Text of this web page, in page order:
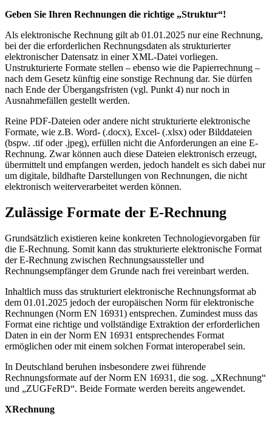
Geben Sie Ihren Rechnungen die richtige „Struktur“!
Als elektronische Rechnung gilt ab 01.01.2025 nur eine Rechnung,
bei der die erforderlichen Rechnungsdaten als strukturierter
elektronischer Datensatz in einer XML-Datei vorliegen.
Unstrukturierte Formate stellen – ebenso wie die Papierrechnung –
nach dem Gesetz künftig eine sonstige Rechnung dar. Sie dürfen
nach Ende der Übergangsfristen (vgl. Punkt 4) nur noch in
Ausnahmefällen gestellt werden.
Reine PDF-Dateien oder andere nicht strukturierte elektronische
Formate, wie z.B. Word- (.docx), Excel- (.xlsx) oder Bilddateien
(bspw. .tif oder .jpeg), erfüllen nicht die Anforderungen an eine E-
Rechnung. Zwar können auch diese Dateien elektronisch erzeugt,
übermittelt und empfangen werden, jedoch handelt es sich dabei nur
um digitale, bildhafte Darstellungen von Rechnungen, die nicht
elektronisch weiterverarbeitet werden können.
Zulässige Formate der E-Rechnung
Grundsätzlich existieren keine konkreten Technologievorgaben für
die E-Rechnung. Somit kann das strukturierte elektronische Format
der E-Rechnung zwischen Rechnungsaussteller und
Rechnungsempfänger dem Grunde nach frei vereinbart werden.
Inhaltlich muss das strukturiert elektronische Rechnungsformat ab
dem 01.01.2025 jedoch der europäischen Norm für elektronische
Rechnungen (Norm EN 16931) entsprechen. Zumindest muss das
Format eine richtige und vollständige Extraktion der erforderlichen
Daten in ein der Norm EN 16931 entsprechendes Format
ermöglichen oder mit einem solchen Format interoperabel sein.
In Deutschland beruhen insbesondere zwei führende
Rechnungsformate auf der Norm EN 16931, die sog. „XRechnung“
und „ZUGFeRD“. Beide Formate werden bereits angewendet.
XRechnung